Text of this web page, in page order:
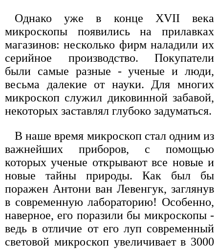
Однако уже в конце XVII века
микроскопы появились на прилавках
магазинов: несколько фирм наладили их
серийное производство. Покупатели
были самые разные - ученые и люди,
весьма далекие от науки. Для многих
микроскоп служил диковинной забавой,
некоторых заставлял глубоко задуматься.
В наше время микроскоп стал одним из
важнейших приборов, с помощью
которых ученые открывают все новые и
новые тайны природы. Как был бы
поражен Антони ван Левенгук, заглянув
в современную лабораторию! Особенно,
наверное, его поразили бы микроскопы -
ведь в отличие от его луп современный
световой микроскоп увеличивает в 3000